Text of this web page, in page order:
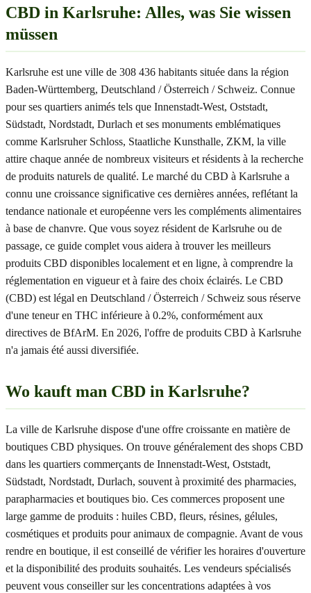
CBD in Karlsruhe: Alles, was Sie wissen
müssen
Karlsruhe est une ville de 308 436 habitants située dans la région
Baden-Württemberg, Deutschland / Österreich / Schweiz. Connue
pour ses quartiers animés tels que Innenstadt-West, Oststadt,
Südstadt, Nordstadt, Durlach et ses monuments emblématiques
comme Karlsruher Schloss, Staatliche Kunsthalle, ZKM, la ville
attire chaque année de nombreux visiteurs et résidents à la recherche
de produits naturels de qualité. Le marché du CBD à Karlsruhe a
connu une croissance significative ces dernières années, reflétant la
tendance nationale et européenne vers les compléments alimentaires
à base de chanvre. Que vous soyez résident de Karlsruhe ou de
passage, ce guide complet vous aidera à trouver les meilleurs
produits CBD disponibles localement et en ligne, à comprendre la
réglementation en vigueur et à faire des choix éclairés. Le CBD
(CBD) est légal en Deutschland / Österreich / Schweiz sous réserve
d'une teneur en THC inférieure à 0.2%, conformément aux
directives de BfArM. En 2026, l'offre de produits CBD à Karlsruhe
n'a jamais été aussi diversifiée.
Wo kauft man CBD in Karlsruhe?
La ville de Karlsruhe dispose d'une offre croissante en matière de
boutiques CBD physiques. On trouve généralement des shops CBD
dans les quartiers commerçants de Innenstadt-West, Oststadt,
Südstadt, Nordstadt, Durlach, souvent à proximité des pharmacies,
parapharmacies et boutiques bio. Ces commerces proposent une
large gamme de produits : huiles CBD, fleurs, résines, gélules,
cosmétiques et produits pour animaux de compagnie. Avant de vous
rendre en boutique, il est conseillé de vérifier les horaires d'ouverture
et la disponibilité des produits souhaités. Les vendeurs spécialisés
peuvent vous conseiller sur les concentrations adaptées à vos